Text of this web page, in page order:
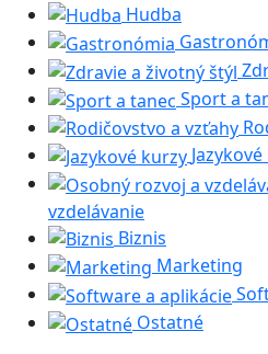
Hudba
Sport a
vzdelávanie
Biznis
Marketing
Ostatné